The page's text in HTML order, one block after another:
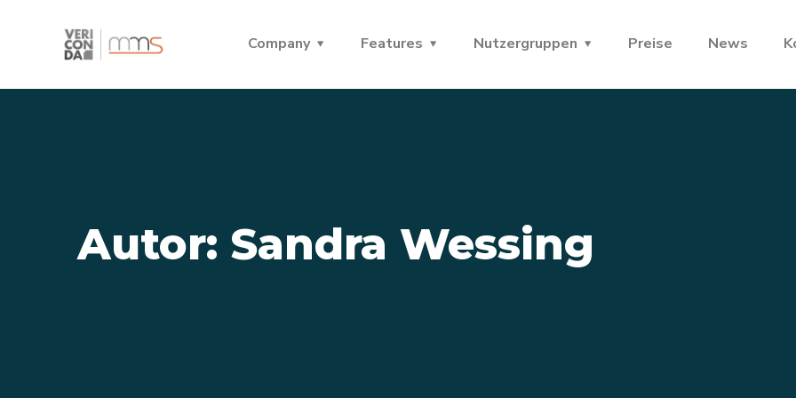
Company Features Nutzergruppen Preise News
Autor: Sandra Wessing